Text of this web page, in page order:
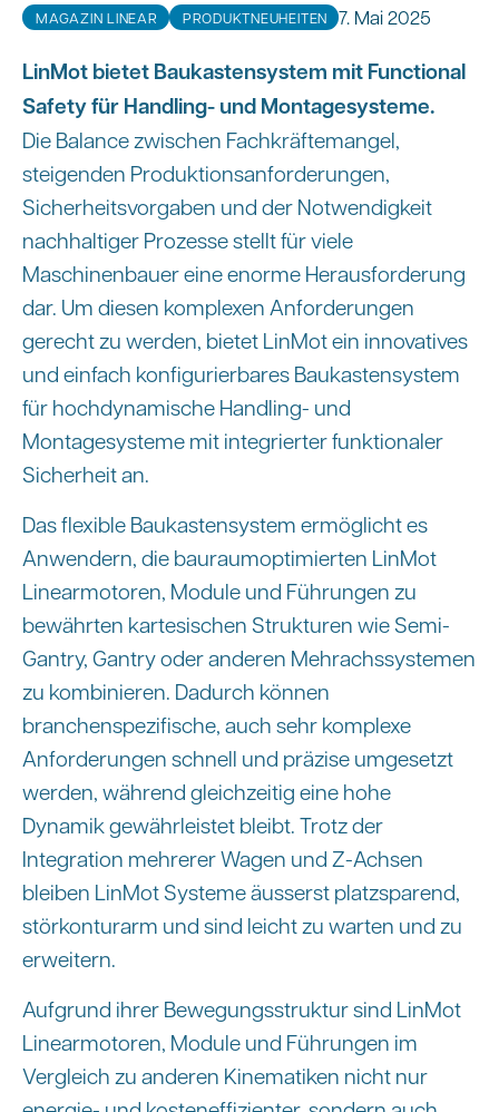
MAGAZIN LINEAR PRODUKTNEUHEITEN 7. Mai 2025
LinMot bietet Baukastensystem mit Functional
Safety für Handling- und Montagesysteme.
Die Balance zwischen Fachkräftemangel,
steigenden Produktionsanforderungen,
Sicherheitsvorgaben und der Notwendigkeit
nachhaltiger Prozesse stellt für viele
Maschinenbauer eine enorme Herausforderung
dar. Um diesen komplexen Anforderungen
gerecht zu werden, bietet LinMot ein innovatives
und einfach konfigurierbares Baukastensystem
für hochdynamische Handling- und
Montagesysteme mit integrierter funktionaler
Sicherheit an.
Das flexible Baukastensystem ermöglicht es
Anwendern, die bauraumoptimierten LinMot
Linearmotoren, Module und Führungen zu
bewährten kartesischen Strukturen wie Semi-
Gantry, Gantry oder anderen Mehrachssystemen
zu kombinieren. Dadurch können
branchenspezifische, auch sehr komplexe
Anforderungen schnell und präzise umgesetzt
werden, während gleichzeitig eine hohe
Dynamik gewährleistet bleibt. Trotz der
Integration mehrerer Wagen und Z-Achsen
bleiben LinMot Systeme äusserst platzsparend,
störkonturarm und sind leicht zu warten und zu
erweitern.
Aufgrund ihrer Bewegungsstruktur sind LinMot
Linearmotoren, Module und Führungen im
Vergleich zu anderen Kinematiken nicht nur